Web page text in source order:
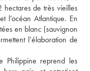
de très vieilles
l’océan Atlantique. En
en blanc (sauvignon
l’élaboration de
reprend les